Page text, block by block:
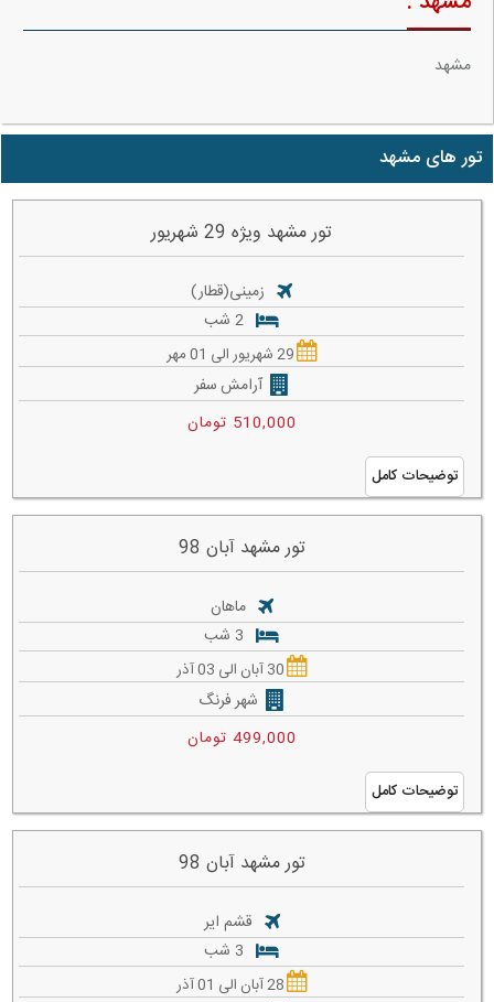
مشهد
تور های مشهد
تور مشهد ویژه 29 شهریور
زمینی(قطار)
29 شهریور الی 01 مهر
آرامش سفر
510,000 تومان
توضیحات کامل
تور مشهد آبان 98
ماهان
30 آبان الی 03 آذر
شهر فرنگ
499,000 تومان
توضیحات کامل
تور مشهد آبان 98
قشم ایر
28 آبان الی 01 آذر